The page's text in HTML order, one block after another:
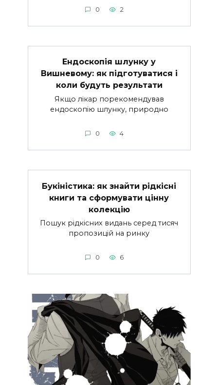
0 2
Ендоскопія шлунку у
Вишневому: як підготуватися і
коли будуть результати
Якщо лікар порекомендував
ендоскопію шлунку, природно
0 4
Букіністика: як знайти рідкісні
книги та сформувати цінну
колекцію
Пошук рідкісних видань серед тисяч
пропозицій на ринку
0 6